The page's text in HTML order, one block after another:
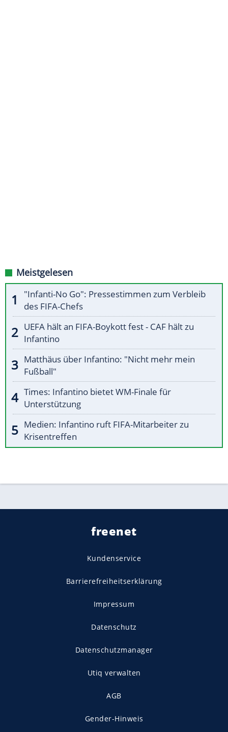
Meistgelesen
"Infanti-No Go": Pressestimmen zum Verbleib
des FIFA-Chefs
UEFA hält an FIFA-Boykott fest - CAF hält zu
Infantino
Matthäus über Infantino: "Nicht mehr mein
Fußball"
Times: Infantino bietet WM-Finale für
Unterstützung
Medien: Infantino ruft FIFA-Mitarbeiter zu
Krisentreffen
freenet
Kundenservice
Barrierefreiheitserklärung
Impressum
Datenschutz
Datenschutzmanager
Utiq verwalten
AGB
Gender-Hinweis